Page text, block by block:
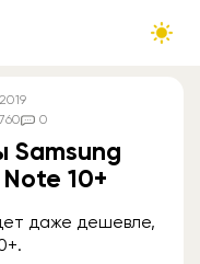
0
Samsung
10+
даже дешевле,